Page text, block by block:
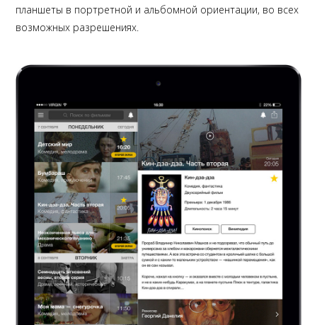
планшеты в портретной и альбомной ориентации, во всех
возможных разрешениях.